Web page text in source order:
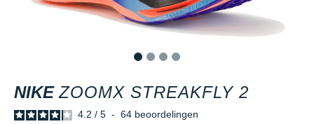
NIKE ZOOMX STREAKFLY 2
4.2 / 5 - 64 beoordelingen